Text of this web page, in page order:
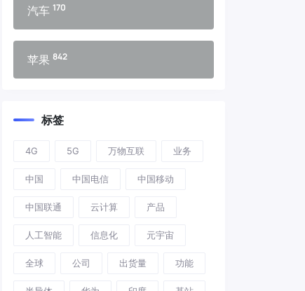
汽车 170
苹果 842
标签
4G 5G 万物互联 业务
中国 中国电信 中国移动
中国联通 云计算 产品
人工智能 信息化 元宇宙
全球 公司 出货量 功能